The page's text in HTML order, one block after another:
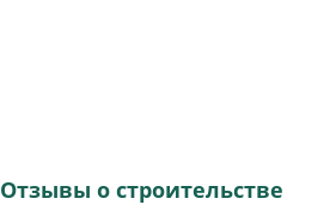
Отзывы о строительстве